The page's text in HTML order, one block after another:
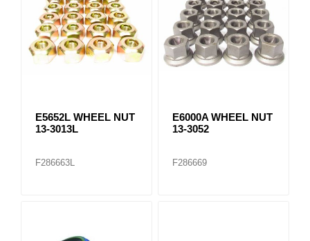
E5652L WHEEL NUT
13-3013L
F286663L
E6000A WHEEL NUT
13-3052
F286669